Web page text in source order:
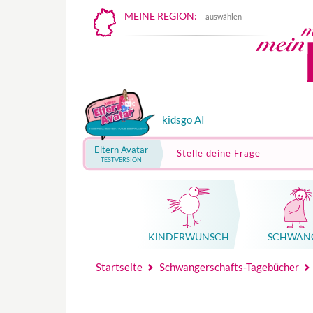
MEINE REGION: auswählen
kidsgo AI
Eltern Avatar
TESTVERSION
Stelle deine Frage
KINDER­WUNSCH
Startseite Schwangerschafts-Tagebücher